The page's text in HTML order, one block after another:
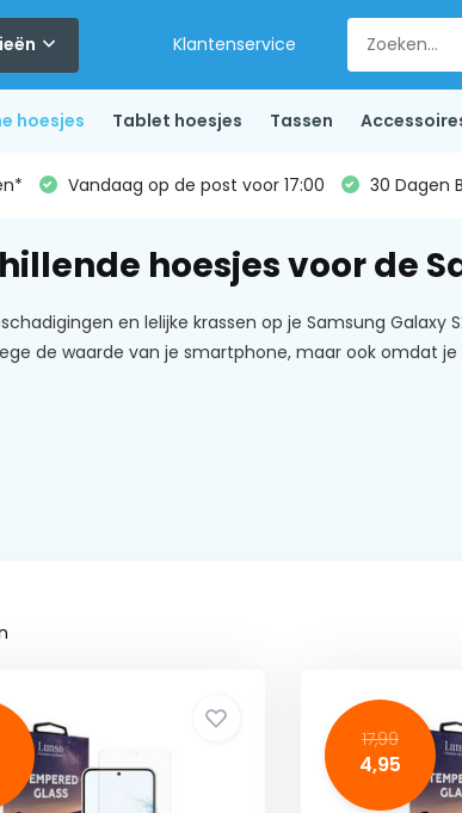
Klantenservice
hoesjes Tablet hoesjes Tassen
Vandaag op de post voor 17:00 30 Dagen
hoesjes voor de
en lelijke krassen op je Samsung Galaxy
de waarde van je smartphone, maar ook omdat
17,99
4,95